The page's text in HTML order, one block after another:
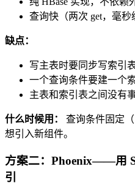
查询快（两次 get，毫秒
缺点：
写主表时要同步写索引
一个查询条件要建一个
主表和索引表之间没有
什么时候用：
查询条件固定
想引入新组件。
方案二：Phoenix——用
引